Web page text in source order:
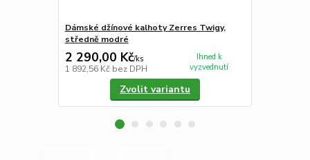
Dámské džínové kalhoty Zerres Twigy,
středně modré
2 290,00 Kč/ks
1 892,56 Kč bez DPH
Ihned k
vyzvednutí
Zvolit variantu